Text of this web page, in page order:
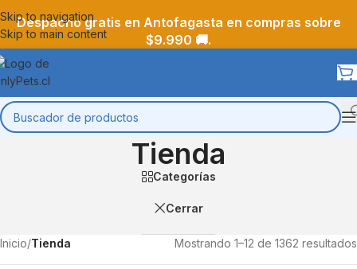
Skip to navigation
Skip to main content
Despacho gratis en Antofagasta en compras sobre
$9.990 🚚.
Tienda
Categorías
Cerrar
Inicio/Tienda Mostrando 1–12 de 1362 resultados